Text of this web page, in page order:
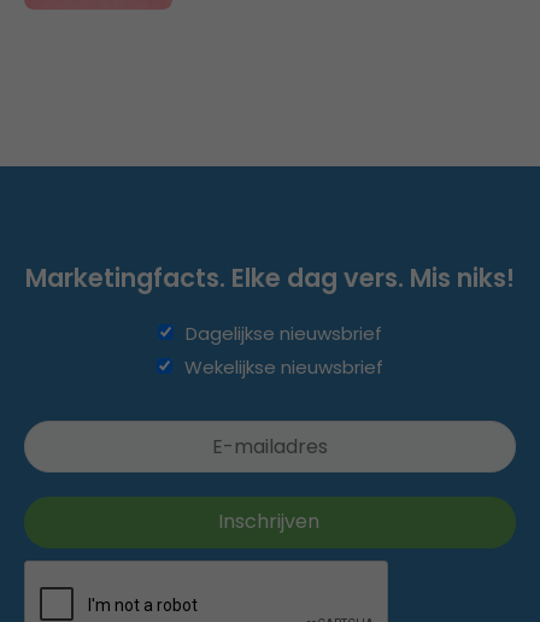
Marketingfacts. Elke dag vers. Mis niks!
Dagelijkse nieuwsbrief
Wekelijkse nieuwsbrief